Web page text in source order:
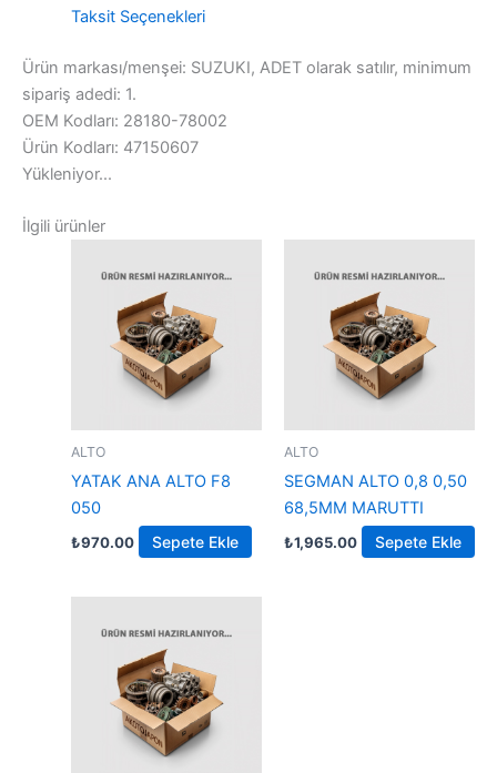
Taksit Seçenekleri
Ürün markası/menşei: SUZUKI, ADET olarak satılır, minimum
sipariş adedi: 1.
OEM Kodları: 28180-78002
Ürün Kodları: 47150607
Yükleniyor...
İlgili ürünler
ALTO
YATAK ANA ALTO F8
050
₺970.00 Sepete Ekle
ALTO
SEGMAN ALTO 0,8 0,50
68,5MM MARUTTI
₺1,965.00 Sepete Ekle